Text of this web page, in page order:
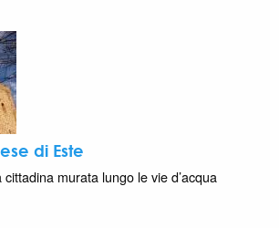
di Este
murata lungo le vie d’acqua